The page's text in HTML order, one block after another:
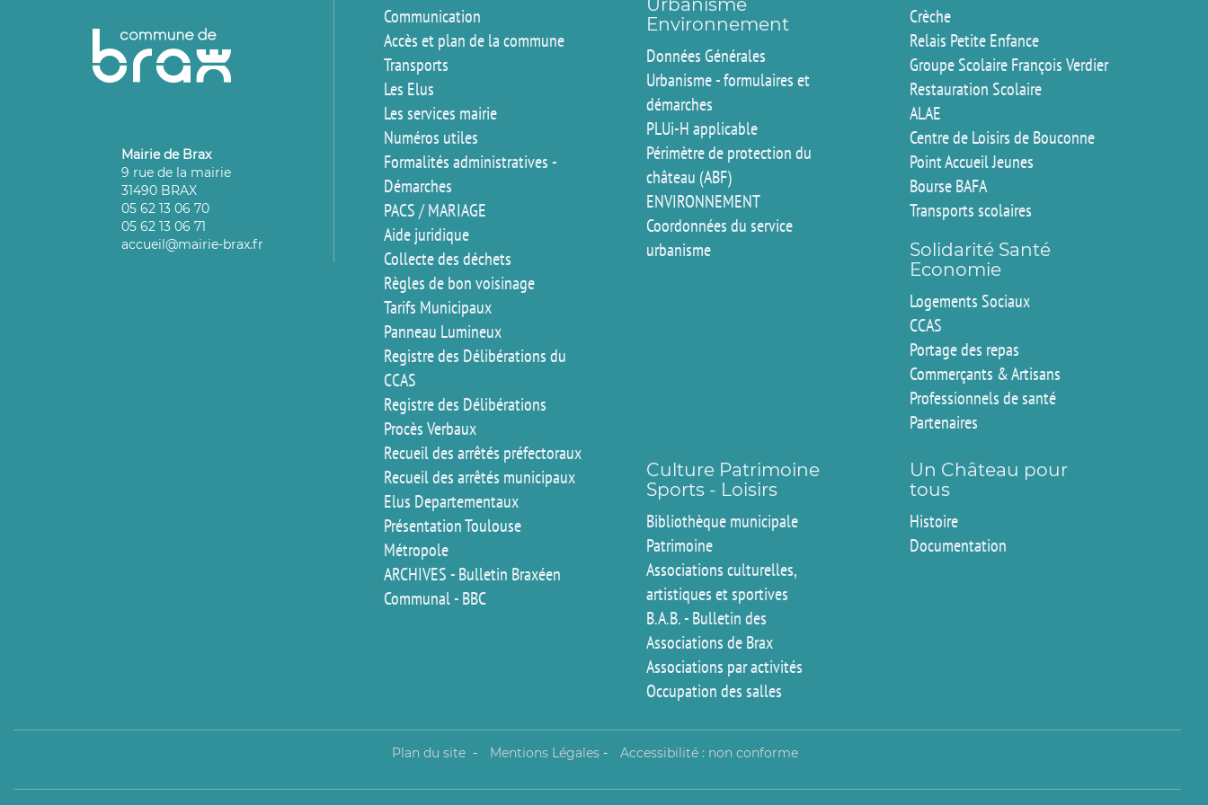
Mairie de Brax
9 rue de la mairie
31490 BRAX
05 62 13 06 70
05 62 13 06 71
accueil@mairie-brax.fr
Communication
Accès et plan de la commune
Transports
Les Elus
Les services mairie
Numéros utiles
Formalités administratives -
Démarches
PACS / MARIAGE
Aide juridique
Collecte des déchets
Règles de bon voisinage
Tarifs Municipaux
Panneau Lumineux
Registre des Délibérations du
CCAS
Registre des Délibérations
Procès Verbaux
Recueil des arrêtés préfectoraux
Recueil des arrêtés municipaux
Elus Departementaux
Présentation Toulouse
Métropole
ARCHIVES - Bulletin Braxéen
Communal - BBC
Environnement
Données Générales
Urbanisme - formulaires et
démarches
PLUi-H applicable
Périmètre de protection du
château (ABF)
ENVIRONNEMENT
Coordonnées du service
urbanisme
Crèche
Relais Petite Enfance
Groupe Scolaire François Verdier
Restauration Scolaire
ALAE
Centre de Loisirs de Bouconne
Point Accueil Jeunes
Bourse BAFA
Transports scolaires
Solidarité Santé
Economie
Logements Sociaux
CCAS
Portage des repas
Commerçants & Artisans
Professionnels de santé
Partenaires
Culture Patrimoine
Sports - Loisirs
Bibliothèque municipale
Patrimoine
Associations culturelles,
artistiques et sportives
B.A.B. - Bulletin des
Associations de Brax
Associations par activités
Occupation des salles
Un Château pour
tous
Histoire
Documentation
Plan du site - Mentions Légales - Accessibilité : non conforme